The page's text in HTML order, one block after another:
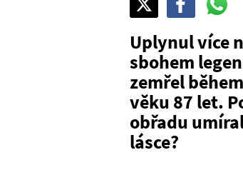
Pošli
na
Pošli
na
Facebook
Uplynul více
sbohem
zemřel
věku 87 let.
obřadu
lásce?